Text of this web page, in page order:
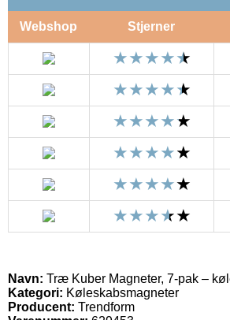
Webshop Stjerner
Navn: Træ Kuber Magneter, 7-pak –
Kategori: Køleskabsmagneter
Producent: Trendform